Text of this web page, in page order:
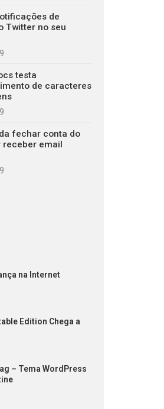
de
Twitter no seu
testa
de caracteres
fechar conta do
receber email
na Internet
Edition Chega a
– Tema WordPress